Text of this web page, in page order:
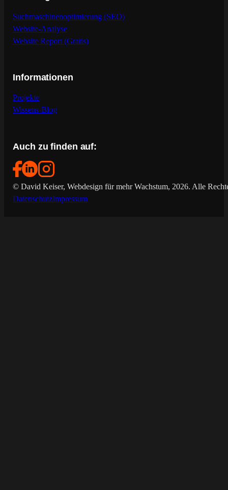
Suchmaschinenoptimierung (SEO)
Website-Analyse
Website Report (Gratis)
Informationen
Projekte
Wissens-Blog
Auch zu finden auf:
© David Keiser, Webdesign für mehr Wachstum, 2026. Alle
DatenschutzImpressum